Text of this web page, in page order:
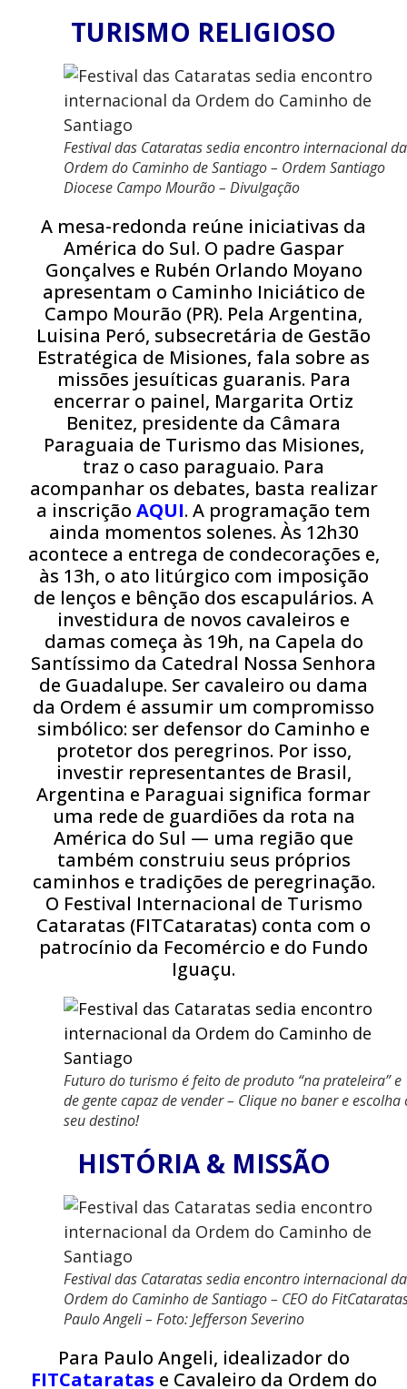
TURISMO RELIGIOSO
Festival das Cataratas sedia encontro internacional da
Ordem do Caminho de Santiago – Ordem Santiago
Diocese Campo Mourão – Divulgação
A mesa-redonda reúne iniciativas da
América do Sul. O padre Gaspar
Gonçalves e Rubén Orlando Moyano
apresentam o Caminho Iniciático de
Campo Mourão (PR). Pela Argentina,
Luisina Peró, subsecretária de Gestão
Estratégica de Misiones, fala sobre as
missões jesuíticas guaranis. Para
encerrar o painel, Margarita Ortiz
Benitez, presidente da Câmara
Paraguaia de Turismo das Misiones,
traz o caso paraguaio. Para
acompanhar os debates, basta realizar
a inscrição AQUI. A programação tem
ainda momentos solenes. Às 12h30
acontece a entrega de condecorações e,
às 13h, o ato litúrgico com imposição
de lenços e bênção dos escapulários. A
investidura de novos cavaleiros e
damas começa às 19h, na Capela do
Santíssimo da Catedral Nossa Senhora
de Guadalupe. Ser cavaleiro ou dama
da Ordem é assumir um compromisso
simbólico: ser defensor do Caminho e
protetor dos peregrinos. Por isso,
investir representantes de Brasil,
Argentina e Paraguai significa formar
uma rede de guardiões da rota na
América do Sul — uma região que
também construiu seus próprios
caminhos e tradições de peregrinação.
O Festival Internacional de Turismo
Cataratas (FITCataratas) conta com o
patrocínio da Fecomércio e do Fundo
Iguaçu.
Futuro do turismo é feito de produto “na prateleira” e
de gente capaz de vender – Clique no baner e escolha
seu destino!
HISTÓRIA & MISSÃO
Festival das Cataratas sedia encontro internacional da
Ordem do Caminho de Santiago – CEO do
Paulo Angeli – Foto: Jefferson Severino
Para Paulo Angeli, idealizador do
FITCataratas e Cavaleiro da Ordem do